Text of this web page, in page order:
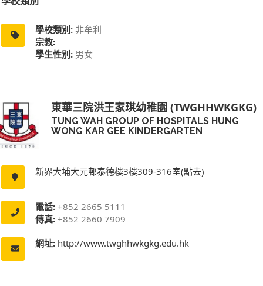
學校類別: 非牟利
宗教:
學生性別: 男女
東華三院洪王家琪幼稚園 (TWGHHWKGKG)
TUNG WAH GROUP OF HOSPITALS HUNG
WONG KAR GEE KINDERGARTEN
新界大埔大元邨泰德樓3樓309-316室(點去)
電話: +852 2665 5111
傳真: +852 2660 7909
網址: http://www.twghhwkgkg.edu.hk